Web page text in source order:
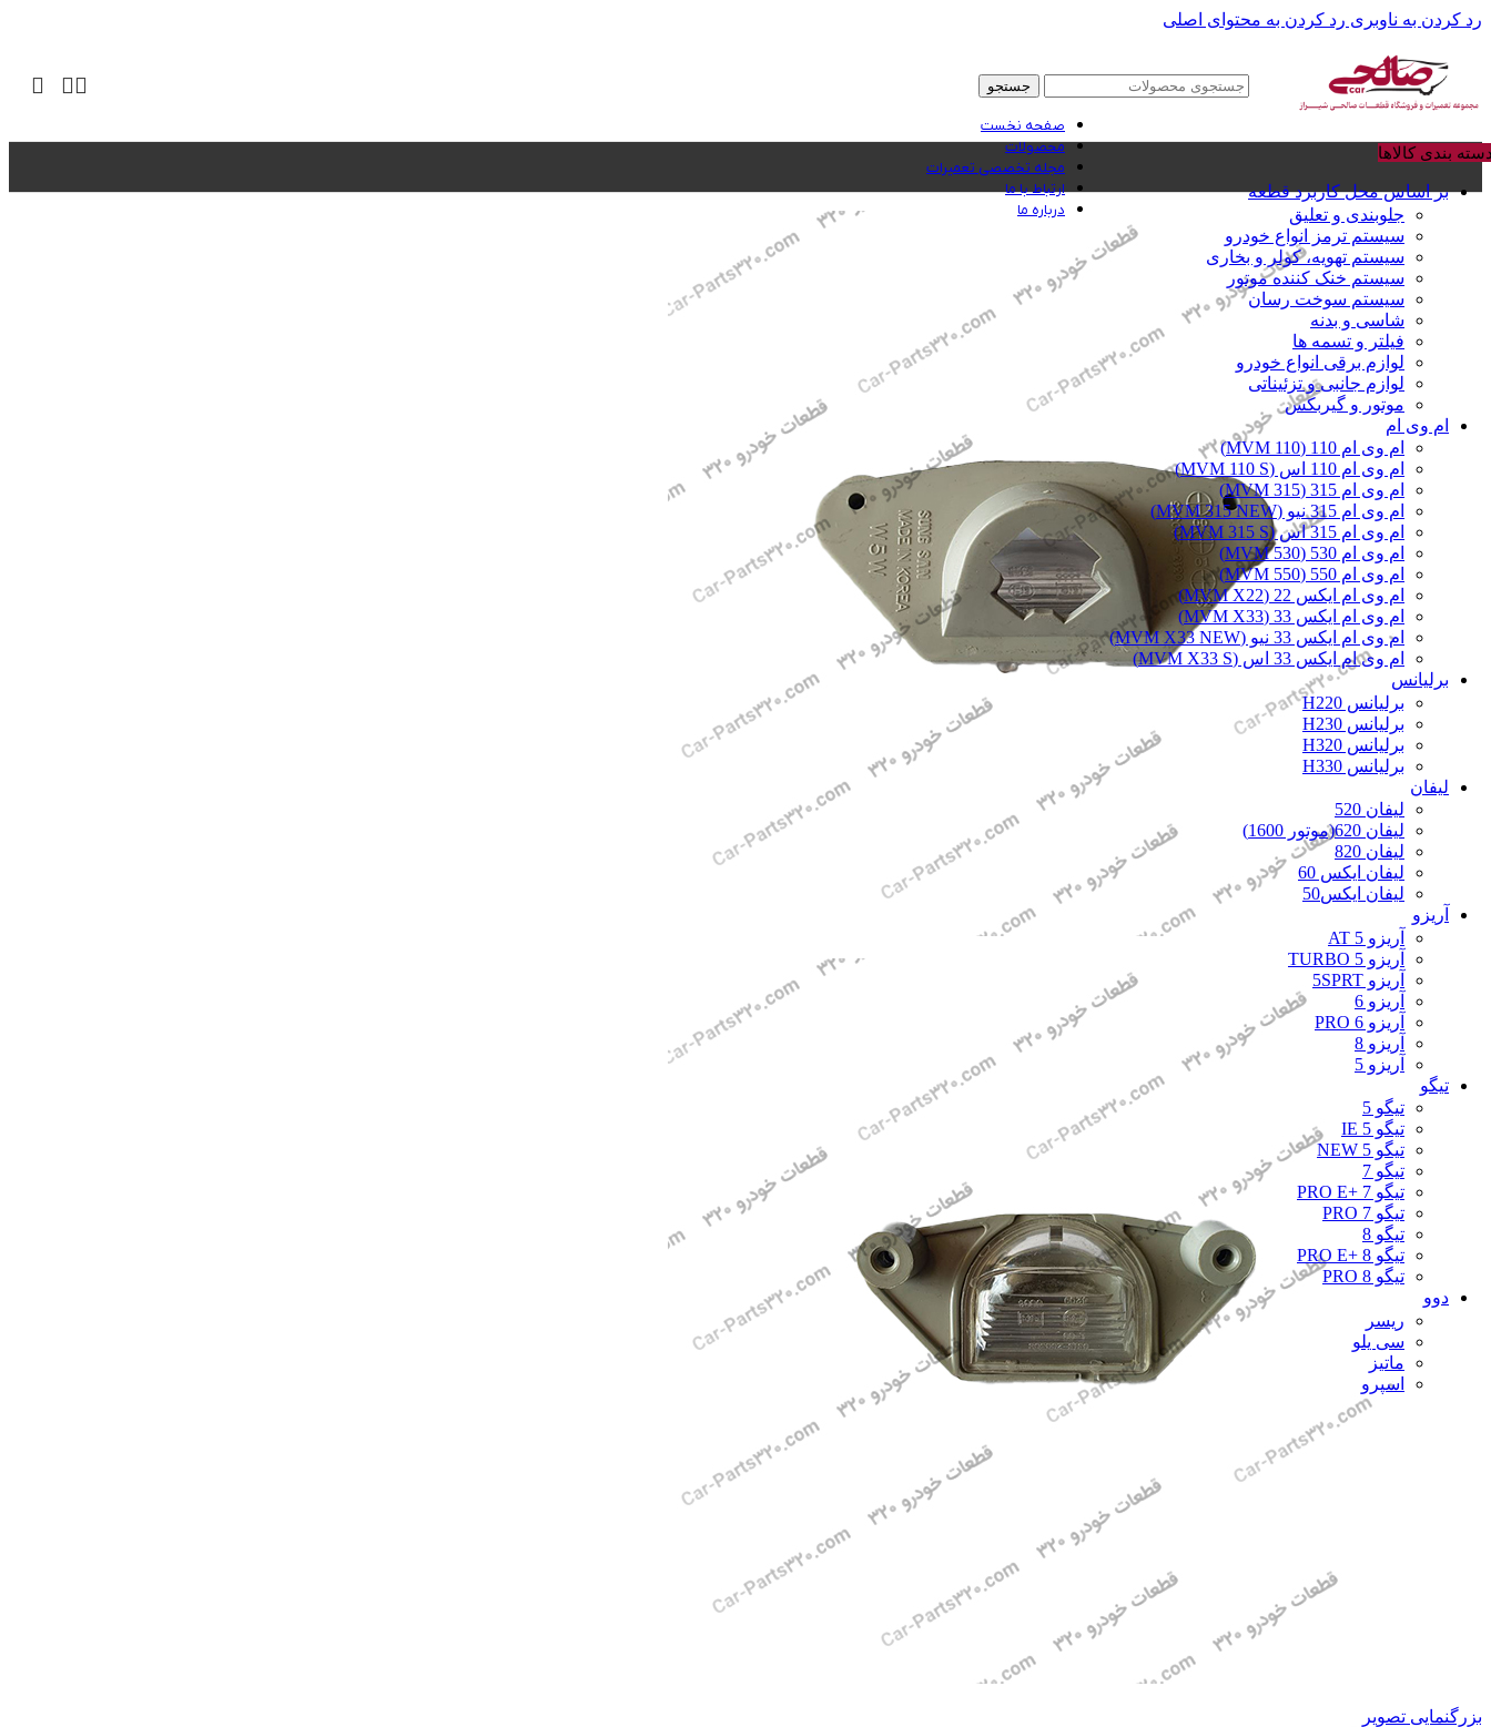
رد کردن به ناوبری رد کردن به محتوای اصلی
جستجو
بندی کالاها
بر اساس محل کاربرد قطعه
جلوبندی و تعلیق
سیستم ترمز انواع خودرو
سیستم تهویه، کولر و بخاری
سیستم خنک کننده موتور
سیستم سوخت رسان
شاسی و بدنه
فیلتر و تسمه ها
لوازم برقی انواع خودرو
لوازم جانبی و تزئیناتی
موتور و گیربکس
ام وی ام
ام وی ام 110 (MVM 110)
ام وی ام 110 اس (MVM 110 S)
ام وی ام 315 (MVM 315)
ام وی ام 315 نیو (MVM 315 NEW)
ام وی ام 315 اس (MVM 315 S)
ام وی ام 530 (MVM 530)
ام وی ام 550 (MVM 550)
ام وی ام ایکس 22 (MVM X22)
ام وی ام ایکس 33 (MVM X33)
ام وی ام ایکس 33 نیو (MVM X33 NEW)
ام وی ام ایکس 33 اس (MVM X33 S)
برلیانس
برلیانس H220
برلیانس H230
برلیانس H320
برلیانس H330
لیفان
لیفان 520
لیفان 620(موتور 1600)
لیفان 820
لیفان ایکس 60
لیفان ایکس50
آریزو
آریزو 5 AT
آریزو 5 TURBO
آریزو 5SPRT
آریزو 6
آریزو 6 PRO
آریزو 8
آریزو 5
تیگو
تیگو 5
تیگو 5 IE
تیگو 5 NEW
تیگو 7
تیگو 7 +PRO E
تیگو 7 PRO
تیگو 8
تیگو 8 +PRO E
تیگو 8 PRO
دوو
ریسر
سی یلو
ماتیز
اسپرو
صفحه نخست
محصولات
مجله تخصصی تعمیرات
ارتباط با ما
درباره ما
بزرگنمایی تصویر